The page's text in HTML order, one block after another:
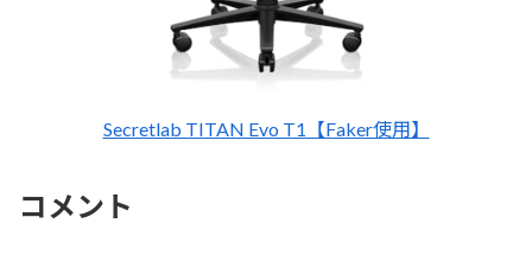
Secretlab TITAN Evo T1【Faker使用】
コメント